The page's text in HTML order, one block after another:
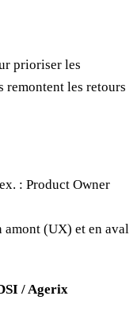
prioriser les
remontent les retours
: Product Owner
amont (UX) et en aval
/ Agerix